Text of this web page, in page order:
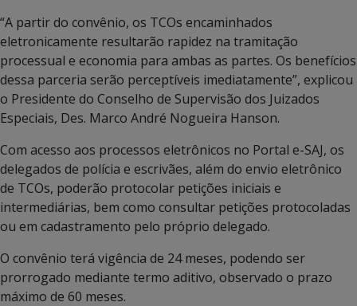
“A partir do convênio, os TCOs encaminhados
eletronicamente resultarão rapidez na tramitação
processual e economia para ambas as partes. Os benefícios
dessa parceria serão perceptíveis imediatamente”, explicou
o Presidente do Conselho de Supervisão dos Juizados
Especiais, Des. Marco André Nogueira Hanson.
Com acesso aos processos eletrônicos no Portal e-SAJ, os
delegados de polícia e escrivães, além do envio eletrônico
de TCOs, poderão protocolar petições iniciais e
intermediárias, bem como consultar petições protocoladas
ou em cadastramento pelo próprio delegado.
O convênio terá vigência de 24 meses, podendo ser
prorrogado mediante termo aditivo, observado o prazo
máximo de 60 meses.